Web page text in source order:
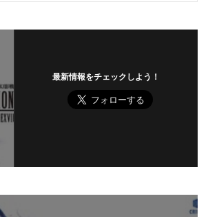
最新情報をチェックしよう！